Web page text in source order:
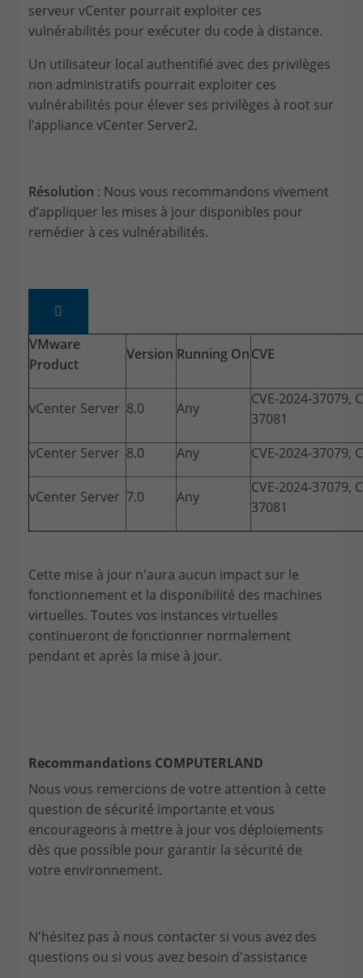
serveur vCenter pourrait exploiter ces
vulnérabilités pour exécuter du code à distance.
Un utilisateur local authentifié avec des privilèges
non administratifs pourrait exploiter ces
vulnérabilités pour élever ses privilèges à root sur
l’appliance vCenter Server2.
Résolution : Nous vous recommandons vivement
d’appliquer les mises à jour disponibles pour
remédier à ces vulnérabilités.

VMware
Product
Version Running OnCVE
vCenter Server 8.0 Any
CVE-2024-37079,
37081
vCenter Server 8.0 Any CVE-2024-37079,
vCenter Server 7.0 Any
CVE-2024-37079,
37081
Cette mise à jour n'aura aucun impact sur le
fonctionnement et la disponibilité des machines
virtuelles. Toutes vos instances virtuelles
continueront de fonctionner normalement
pendant et après la mise à jour.
Recommandations COMPUTERLAND
Nous vous remercions de votre attention à cette
question de sécurité importante et vous
encourageons à mettre à jour vos déploiements
dès que possible pour garantir la sécurité de
votre environnement.
N'hésitez pas à nous contacter si vous avez des
questions ou si vous avez besoin d'assistance